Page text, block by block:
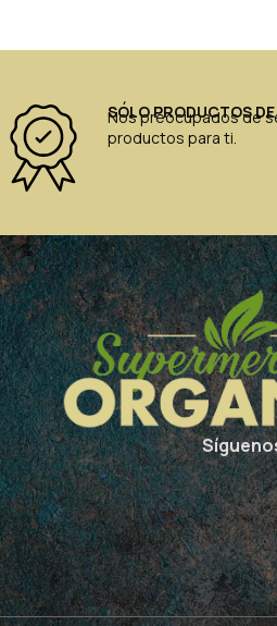
SÓLO PRODUCTOS
Nos preocupados de
productos para ti.